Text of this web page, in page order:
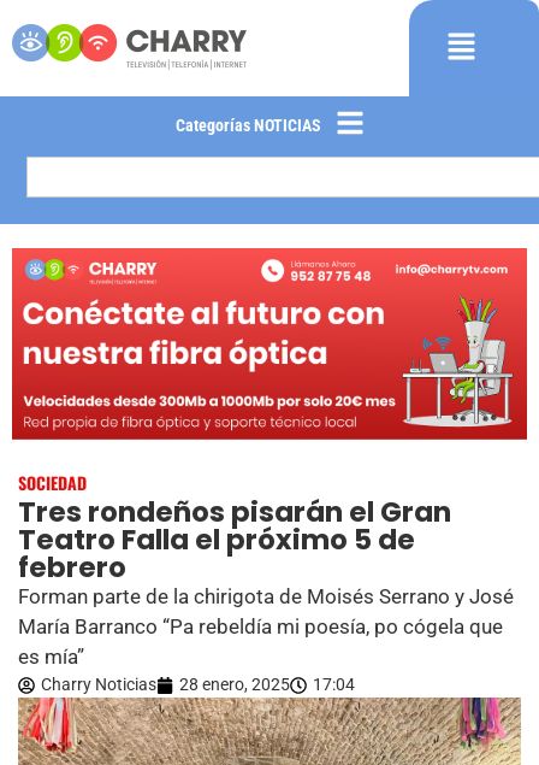
Categorías NOTICIAS
SOCIEDAD
Tres rondeños pisarán el Gran
Teatro Falla el próximo 5 de
febrero
Forman parte de la chirigota de Moisés Serrano y José
María Barranco “Pa rebeldía mi poesía, po cógela que
es mía”
Charry Noticias 28 enero, 2025 17:04